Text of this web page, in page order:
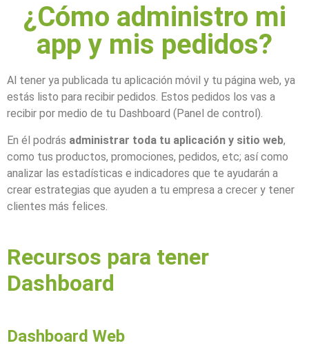
¿Cómo administro mi
app y mis pedidos?
Al tener ya publicada tu aplicación móvil y tu página web, ya
estás listo para recibir pedidos. Estos pedidos los vas a
recibir por medio de tu Dashboard (Panel de control).
En él podrás administrar toda tu aplicación y sitio web,
como tus productos, promociones, pedidos, etc; así como
analizar las estadísticas e indicadores que te ayudarán a
crear estrategias que ayuden a tu empresa a crecer y tener
clientes más felices.
Recursos para tener
Dashboard
Dashboard Web